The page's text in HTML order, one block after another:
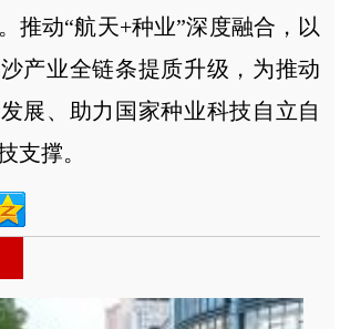
推动“航天+种业”深度融合，以
产业全链条提质升级，为推动
展、助力国家种业科技自立自
支撑。